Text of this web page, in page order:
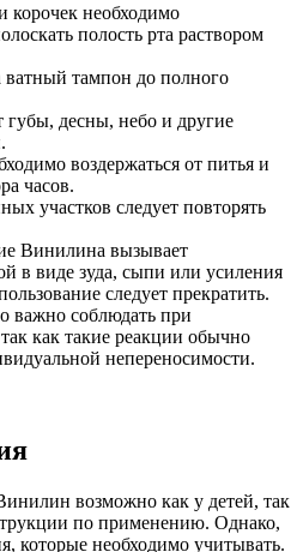
корочек необходимо
полость рта раствором
ватный тампон до полного
десны, небо и другие
воздержаться от питья и
часов.
участков следует повторять
Винилина вызывает
в виде зуда, сыпи или усиления
следует прекратить.
важно соблюдать при
как такие реакции обычно
непереносимости.
возможно как у детей, так
по применению. Однако,
которые необходимо учитывать.